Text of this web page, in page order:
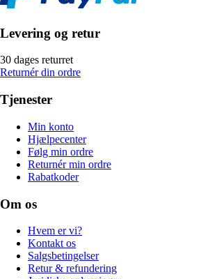
Levering og retur
30 dages returret
Returnér din ordre
Tjenester
Min konto
Hjælpecenter
Følg min ordre
Returnér min ordre
Rabatkoder
Om os
Hvem er vi?
Kontakt os
Salgsbetingelser
Retur & refundering